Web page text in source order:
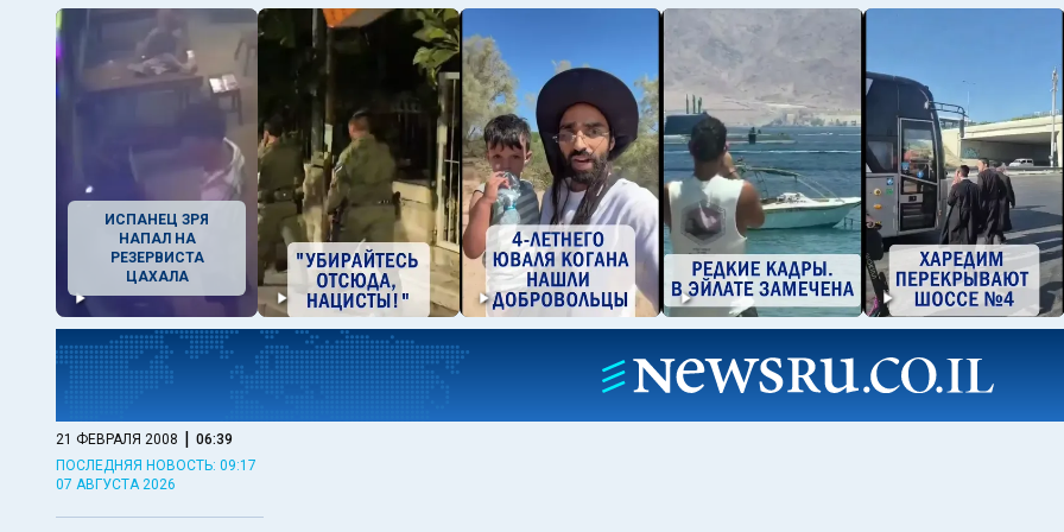
ИСПАНЕЦ ЗРЯ
НАПАЛ НА
РЕЗЕРВИСТА
ЦАХАЛА
21 ФЕВРАЛЯ 2008 | 06:39
ПОСЛЕДНЯЯ НОВОСТЬ: 09:17
07 АВГУСТА 2026